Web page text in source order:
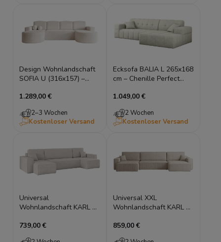
Design Wohnlandschaft
SOFIA U (316x157) –
Bonellfederung, U-Form
1.289,00 €
2–3 Wochen
Kostenloser Versand
Ecksofa BALIA L 265x168
cm – Chenille Perfect
1.049,00 €
2 Wochen
Kostenloser Versand
Universal
Wohnlandschaft KARL U
Bouclé – Schlaffunktion
739,00 €
Universal XXL
Wohnlandschaft KARL XL
Poso – Schlaffunktion
859,00 €